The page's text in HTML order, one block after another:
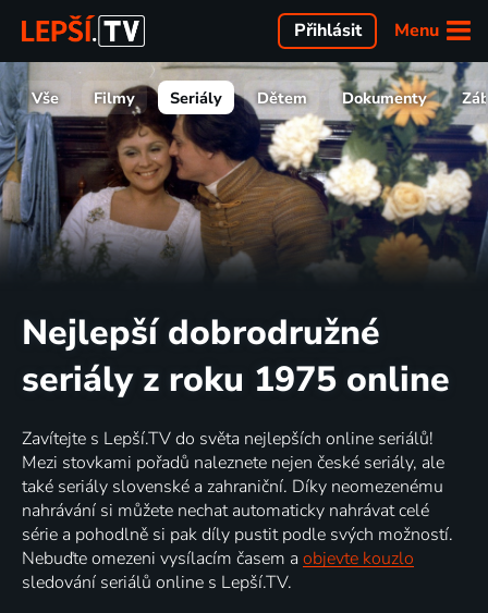
Menu
Přihlásit
Vše Filmy Seriály Dětem Dokumenty
Nejlepší dobrodružné
seriály z roku 1975 online
Zavítejte s Lepší.TV do světa nejlepších online seriálů!
Mezi stovkami pořadů naleznete nejen české seriály, ale
také seriály slovenské a zahraniční. Díky neomezenému
nahrávání si můžete nechat automaticky nahrávat celé
série a pohodlně si pak díly pustit podle svých možností.
Nebuďte omezeni vysílacím časem a objevte kouzlo
sledování seriálů online s Lepší.TV.